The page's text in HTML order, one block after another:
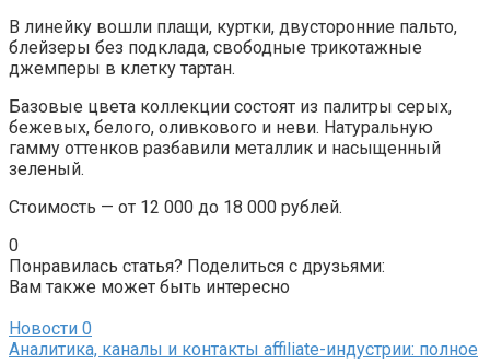
В линейку вошли плащи, куртки, двусторонние пальто,
блейзеры без подклада, свободные трикотажные
джемперы в клетку тартан.
Базовые цвета коллекции состоят из палитры серых,
бежевых, белого, оливкового и неви. Натуральную
гамму оттенков разбавили металлик и насыщенный
зеленый.
Стоимость — от 12 000 до 18 000 рублей.
0
Понравилась статья? Поделиться с друзьями:
Вам также может быть интересно
Новости 0
Аналитика, каналы и контакты affiliate-индустрии: полное